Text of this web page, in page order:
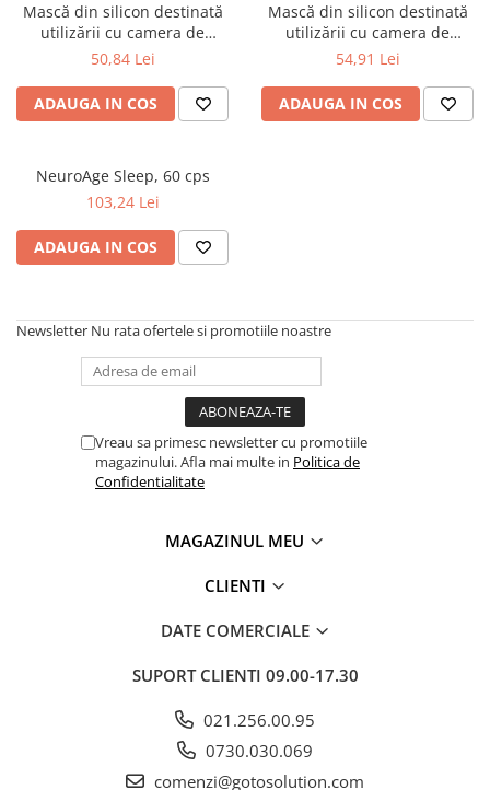
Mască din silicon destinată
utilizării cu camera de
inhalare cu valvă
dimensiuni medii: 1 -5 ani
50,84 Lei
ADAUGA IN COS
Mască din silicon destinată
utilizării cu camera de
inhalare cu valvă
dimensiuni mari: + 5 ani
54,91 Lei
ADAUGA IN COS
NeuroAge Sleep, 60 cps
103,24 Lei
ADAUGA IN COS
Newsletter Nu rata ofertele si promotiile noastre
Vreau sa primesc newsletter cu promotiile
magazinului. Afla mai multe in Politica de
Confidentialitate
MAGAZINUL MEU
CLIENTI
DATE COMERCIALE
SUPORT CLIENTI 09.00-17.30
021.256.00.95
0730.030.069
comenzi@gotosolution.com